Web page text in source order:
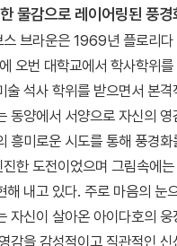
물감으로 레이어링된 풍
스 브라운은 1969년 플로리다
오번 대학교에서 학사학위를
술 석사 학위를 받으면서 본
동양에서 서양으로 자신의
흥미로운 시도를 통해 풍경
한 도전이었으며 그림속에
해 내고 있다. 주로 마음의 눈
자신이 살아온 아이다호의
감을 감성적이고 직관적인